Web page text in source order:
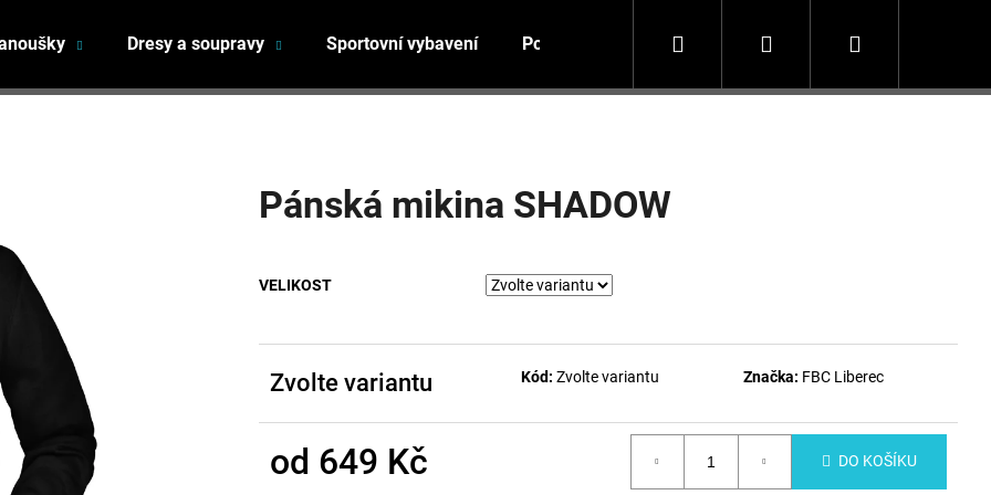
Dresy a soupravy Sportovní vybavení Potisk textilu Hledat PřihlášeníNákupní
Pánská mikina SHADOW
VELIKOST
Zvolte variantu Kód: Zvolte variantu Značka: FBC Liberec
od 649 Kč DO KOŠÍKU
HLEDAT